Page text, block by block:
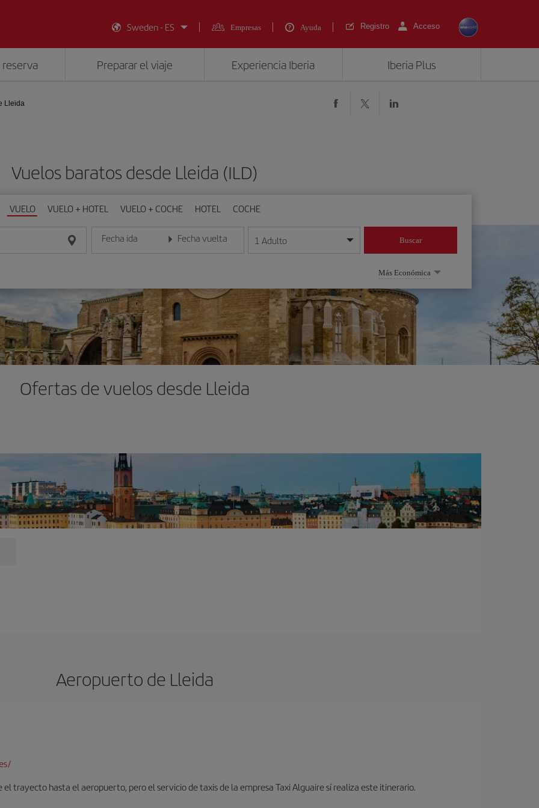
Sweden - ES
Empresas Ayuda Registro Acceso
Preparar el viaje Experiencia Iberia Iberia Plus
Lleida
Vuelos baratos desde Lleida (ILD)
VUELO VUELO + HOTEL VUELO + COCHE HOTEL COCHE
Fecha ida
Introduce la fecha en formato día/mes/año
Fecha vuelta
Introduce la fecha en formato día/mes/año
1 Adulto Buscar
Más Económica
Ofertas de vuelos desde Lleida
Aeropuerto de Lleida
trayecto hasta el aeropuerto, pero el servicio de taxis de la empresa Taxi Alguaire sí realiza este itinerario.